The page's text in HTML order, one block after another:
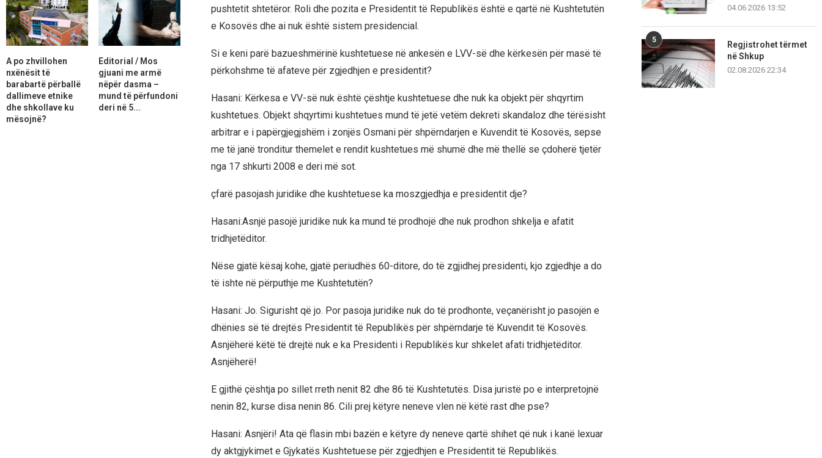
pushtetit shtetëror. Roli dhe pozita e Presidentit të Republikës është e qartë në Kushtetutën
e Kosovës dhe ai nuk është sistem presidencial.
Si e keni parë bazueshmërinë kushtetuese në ankesën e LVV-së dhe kërkesën për masë të
përkohshme të afateve për zgjedhjen e presidentit?
Hasani: Kërkesa e VV-së nuk është çështje kushtetuese dhe nuk ka objekt për shqyrtim
kushtetues. Objekt shqyrtimi kushtetues mund të jetë vetëm dekreti skandaloz dhe tërësisht
arbitrar e i papërgjegjshëm i zonjës Osmani për shpërndarjen e Kuvendit të Kosovës, sepse
me të janë tronditur themelet e rendit kushtetues më shumë dhe më thellë se çdoherë tjetër
nga 17 shkurti 2008 e deri më sot.
çfarë pasojash juridike dhe kushtetuese ka moszgjedhja e presidentit dje?
Hasani:Asnjë pasojë juridike nuk ka mund të prodhojë dhe nuk prodhon shkelja e afatit
tridhjetëditor.
Nëse gjatë kësaj kohe, gjatë periudhës 60-ditore, do të zgjidhej presidenti, kjo zgjedhje a do
të ishte në përputhje me Kushtetutën?
Hasani: Jo. Sigurisht që jo. Por pasoja juridike nuk do të prodhonte, veçanërisht jo pasojën e
dhënies së të drejtës Presidentit të Republikës për shpërndarje të Kuvendit të Kosovës.
Asnjëherë këtë të drejtë nuk e ka Presidenti i Republikës kur shkelet afati tridhjetëditor.
Asnjëherë!
E gjithë çështja po sillet rreth nenit 82 dhe 86 të Kushtetutës. Disa juristë po e interpretojnë
nenin 82, kurse disa nenin 86. Cili prej këtyre neneve vlen në këtë rast dhe pse?
Hasani: Asnjëri! Ata që flasin mbi bazën e këtyre dy neneve qartë shihet që nuk i kanë lexuar
dy aktgjykimet e Gjykatës Kushtetuese për zgjedhjen e Presidentit të Republikës.
04.06.2026 13:52
5
Regjistrohet tërmet
në Shkup
02.08.2026 22:34
A po zhvillohen
nxënësit të
barabartë përballë
dallimeve etnike
dhe shkollave ku
mësojnë?
Editorial / Mos
gjuani me armë
nëpër dasma –
mund të përfundoni
deri në 5...